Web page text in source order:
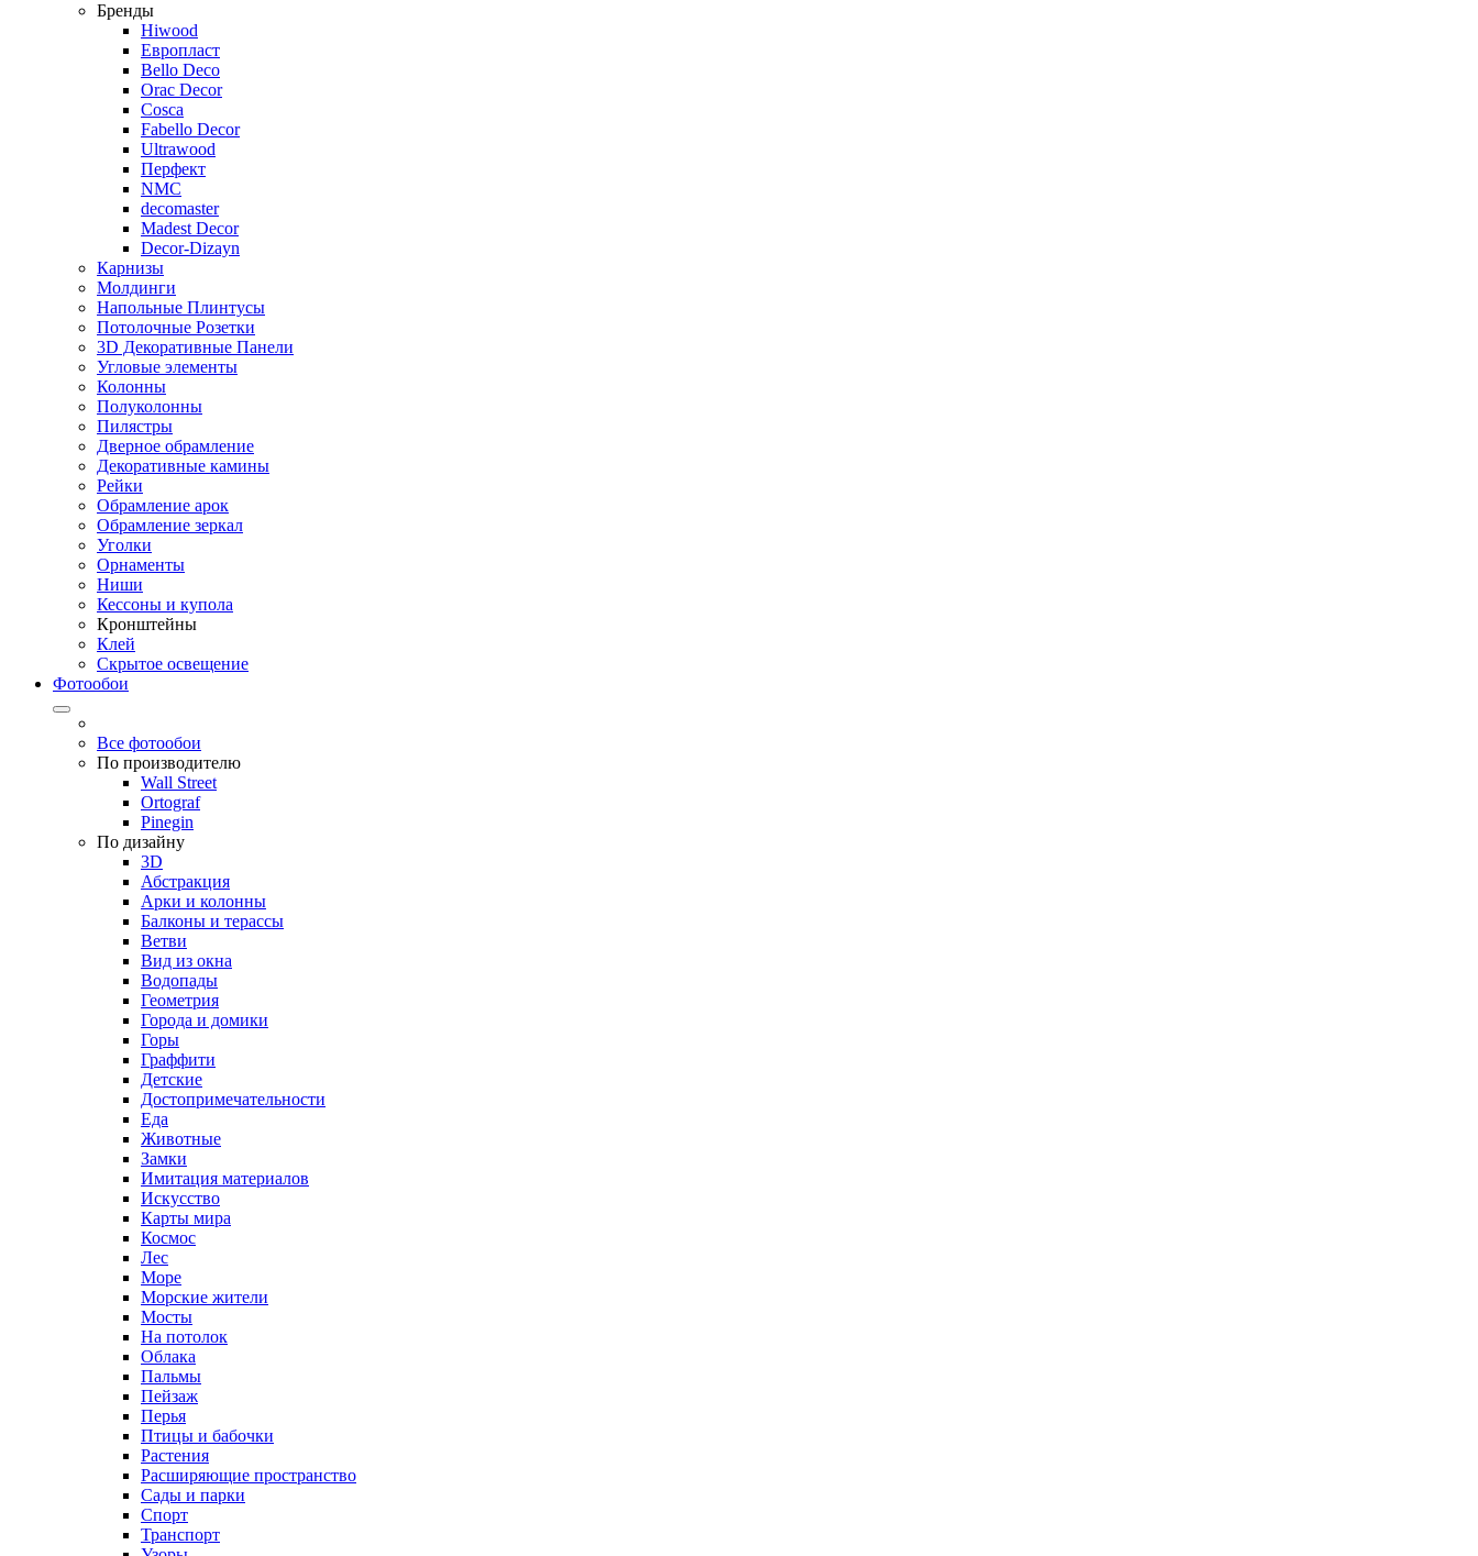
Бренды
Hiwood
Европласт
Bello Deco
Orac Decor
Cosca
Fabello Decor
Ultrawood
Перфект
NMC
decomaster
Madest Decor
Decor-Dizayn
Карнизы
Молдинги
Напольные Плинтусы
Потолочные Розетки
3D Декоративные Панели
Угловые элементы
Колонны
Полуколонны
Пилястры
Дверное обрамление
Декоративные камины
Рейки
Обрамление арок
Обрамление зеркал
Уголки
Орнаменты
Ниши
Кессоны и купола
Кронштейны
Клей
Скрытое освещение
Фотообои
Все фотообои
По производителю
Wall Street
Ortograf
Pinegin
По дизайну
3D
Абстракция
Арки и колонны
Балконы и терассы
Ветви
Вид из окна
Водопады
Геометрия
Города и домики
Горы
Граффити
Детские
Достопримечательности
Еда
Животные
Замки
Имитация материалов
Искусство
Карты мира
Космос
Лес
Море
Морские жители
Мосты
На потолок
Облака
Пальмы
Пейзаж
Перья
Птицы и бабочки
Растения
Расширяющие пространство
Сады и парки
Спорт
Транспорт